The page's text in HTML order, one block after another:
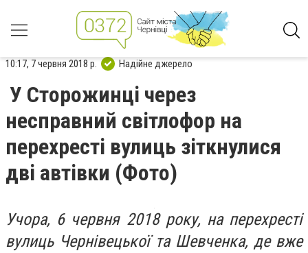
10:17, 7 червня 2018 р. Надійне джерело
У Сторожинці через
несправний світлофор на
перехресті вулиць зіткнулися
дві автівки (Фото)
Учора, 6 червня 2018 року, на перехресті
вулиць Чернівецької та Шевченка, де вже